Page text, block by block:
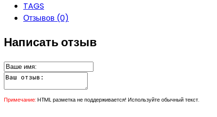
TAGS
Отзывов (0)
Написать отзыв
Примечание:HTML разметка не поддерживается! Используйте обычный текст.